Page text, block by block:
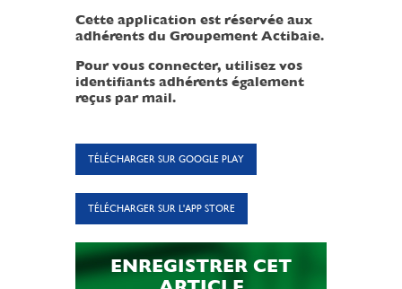
Cette application est réservée aux
adhérents du Groupement Actibaie.
Pour vous connecter, utilisez vos
identifiants adhérents également
reçus par mail.
TÉLÉCHARGER SUR GOOGLE PLAY
TÉLÉCHARGER SUR L'APP STORE
ENREGISTRER CET